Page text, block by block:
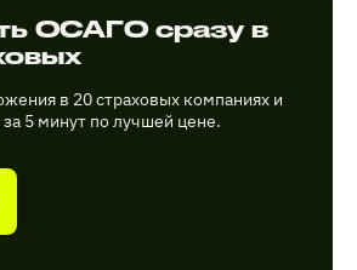
ОСАГО сразу в
в 20 страховых компаниях и
5 минут по лучшей цене.